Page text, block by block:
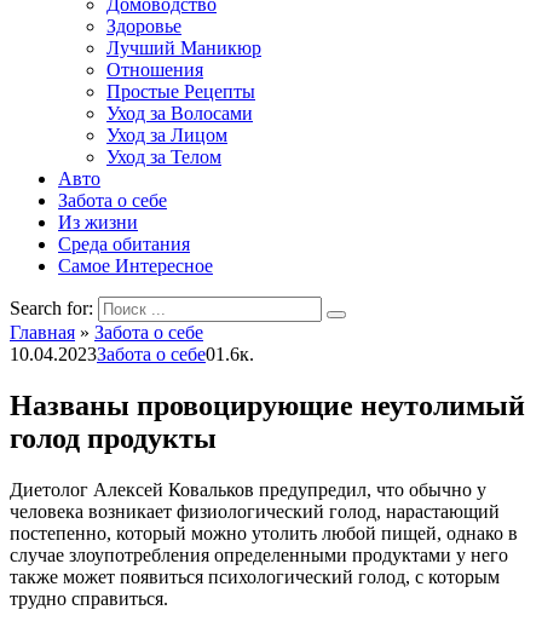
Домоводство
Здоровье
Лучший Маникюр
Отношения
Простые Рецепты
Уход за Волосами
Уход за Лицом
Уход за Телом
Авто
Забота о себе
Из жизни
Среда обитания
Самое Интересное
Search for:
Главная » Забота о себе
10.04.2023Забота о себе01.6к.
Названы провоцирующие неутолимый
голод продукты
Диетолог Алексей Ковальков предупредил, что обычно у
человека возникает физиологический голод, нарастающий
постепенно, который можно утолить любой пищей, однако в
случае злоупотребления определенными продуктами у него
также может появиться психологический голод, с которым
трудно справиться.